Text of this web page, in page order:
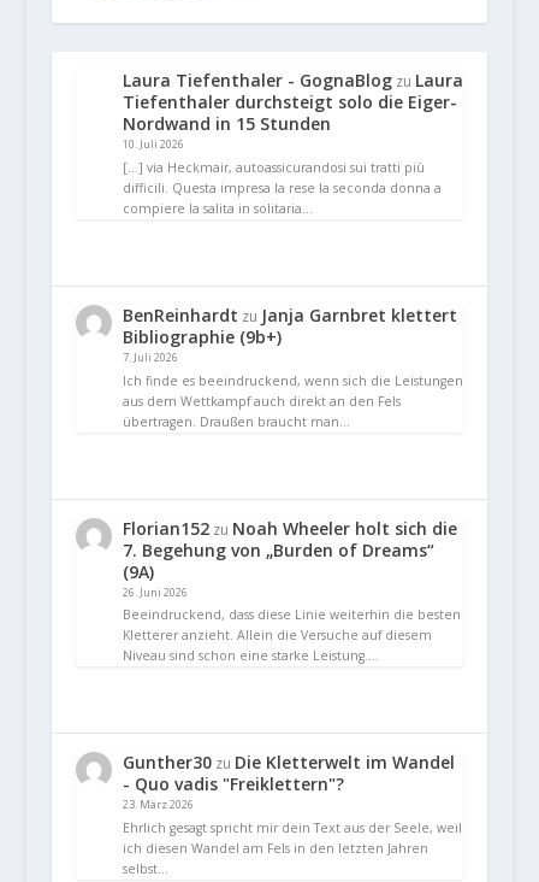
Laura Tiefenthaler - GognaBlogzu Laura
Tiefenthaler durchsteigt solo die Eiger-
Nordwand in 15 Stunden
10. Juli 2026
[…] via Heckmair, autoassicurandosi sui tratti più
difficili. Questa impresa la rese la seconda donna a
compiere la salita in solitaria…
BenReinhardt zu Janja Garnbret klettert
Bibliographie (9b+)
7. Juli 2026
Ich finde es beeindruckend, wenn sich die Leistungen
aus dem Wettkampf auch direkt an den Fels
übertragen. Draußen braucht man…
Florian152zu Noah Wheeler holt sich die
7. Begehung von „Burden of Dreams“
(9A)
26. Juni 2026
Beeindruckend, dass diese Linie weiterhin die besten
Kletterer anzieht. Allein die Versuche auf diesem
Niveau sind schon eine starke Leistung.…
Gunther30zu Die Kletterwelt im Wandel
- Quo vadis "Freiklettern"?
23. März 2026
Ehrlich gesagt spricht mir dein Text aus der Seele, weil
ich diesen Wandel am Fels in den letzten Jahren
selbst…